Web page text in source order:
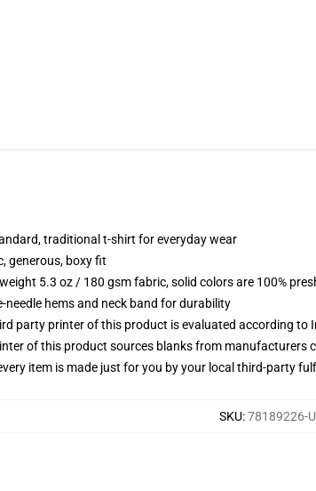
traditional t-shirt for everyday wear
generous, boxy fit
5.3 oz / 180 gsm fabric, solid colors are 100%
needle hems and neck band for durability
party printer of this product is evaluated according
of this product sources blanks from
item is made just for you by your local third-party
SKU:78189226-